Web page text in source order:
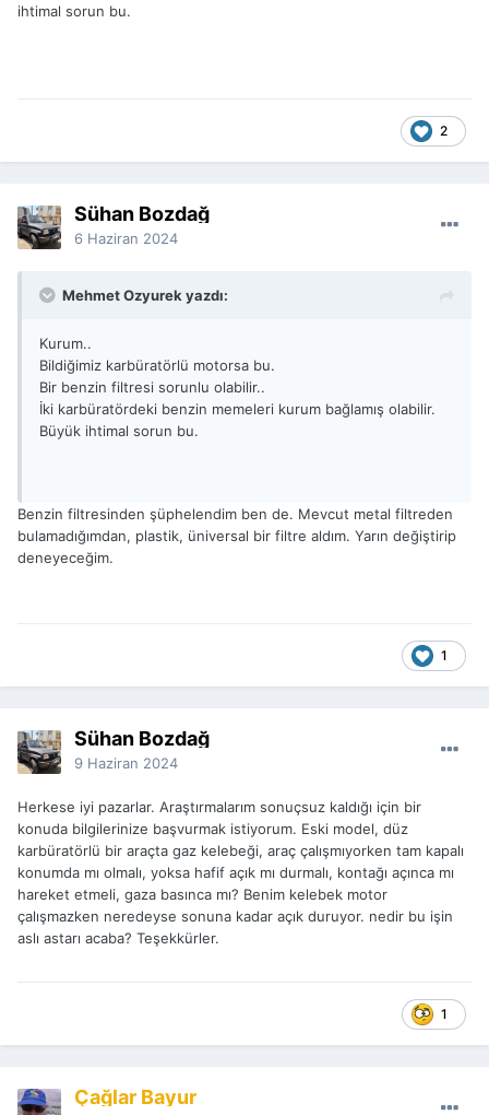
ihtimal sorun bu.
2
Sühan Bozdağ
6 Haziran 2024
Mehmet Ozyurek yazdı:
Kurum..
Bildiğimiz karbüratörlü motorsa bu.
Bir benzin filtresi sorunlu olabilir..
İki karbüratördeki benzin memeleri kurum bağlamış olabilir.
Büyük ihtimal sorun bu.
Benzin filtresinden şüphelendim ben de. Mevcut metal filtreden
bulamadığımdan, plastik, üniversal bir filtre aldım. Yarın değiştirip
deneyeceğim.
1
Sühan Bozdağ
9 Haziran 2024
Herkese iyi pazarlar. Araştırmalarım sonuçsuz kaldığı için bir
konuda bilgilerinize başvurmak istiyorum. Eski model, düz
karbüratörlü bir araçta gaz kelebeği, araç çalışmıyorken tam kapalı
konumda mı olmalı, yoksa hafif açık mı durmalı, kontağı açınca mı
hareket etmeli, gaza basınca mı? Benim kelebek motor
çalışmazken neredeyse sonuna kadar açık duruyor. nedir bu işin
aslı astarı acaba? Teşekkürler.
1
Çağlar Bayur